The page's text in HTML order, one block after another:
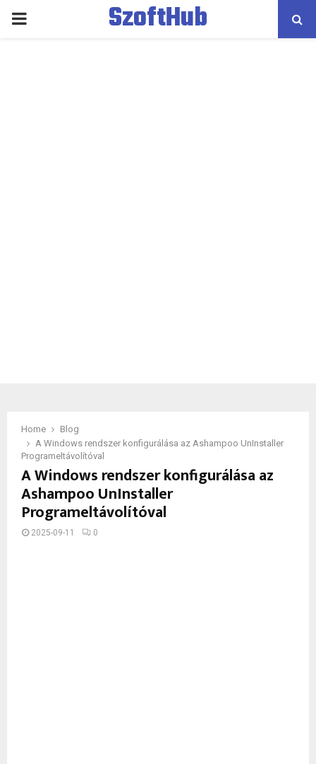
PRIMARY
SzoftHub
Home
Blog
A Windows rendszer konfigurálása az Ashampoo UnInstaller
Programeltávolítóval
A Windows rendszer konfigurálása az
Ashampoo UnInstaller
Programeltávolítóval
2025-09-11 0